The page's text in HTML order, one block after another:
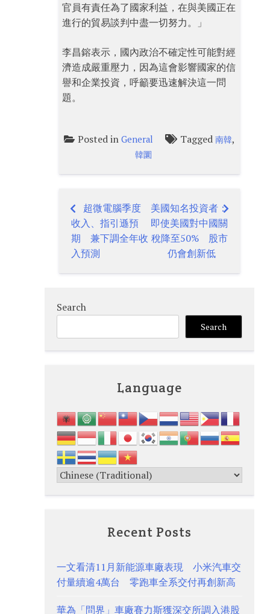
官員有責任為了國家利益，在與美國正在
進行的貿易談判中盡一切努力。」
李昌鎔表示，國內政治不確定性可能對經
濟造成嚴重壓力，因為這會影響國家的信
譽和企業投資，呼籲要迅速解決這一問
題。
Posted inGeneral Tagged南韓,
韓圜
Post
navigation
超微電腦季度
收入、指引遜預
期 兼下調全年收
入預測
美國知名投資者：
即使美國對中國關
稅降至50% 股市
仍會創新低
Search
Search
Language
Recent Posts
一文看清11月新能源車廠表現 小米汽車交
付量續逾4萬台 零跑車全系交付再創新高
華為「問界」車廠賽力斯獲深交所調入港股